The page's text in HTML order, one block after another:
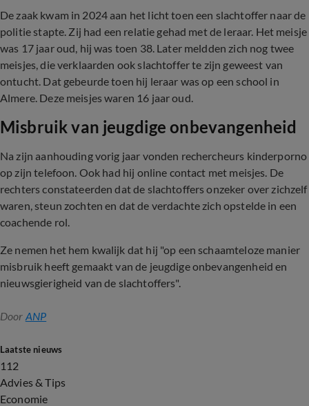
De zaak kwam in 2024 aan het licht toen een slachtoffer naar de
politie stapte. Zij had een relatie gehad met de leraar. Het meisje
was 17 jaar oud, hij was toen 38. Later meldden zich nog twee
meisjes, die verklaarden ook slachtoffer te zijn geweest van
ontucht. Dat gebeurde toen hij leraar was op een school in
Almere. Deze meisjes waren 16 jaar oud.
Misbruik van jeugdige onbevangenheid
Na zijn aanhouding vorig jaar vonden rechercheurs kinderporno
op zijn telefoon. Ook had hij online contact met meisjes. De
rechters constateerden dat de slachtoffers onzeker over zichzelf
waren, steun zochten en dat de verdachte zich opstelde in een
coachende rol.
Ze nemen het hem kwalijk dat hij "op een schaamteloze manier
misbruik heeft gemaakt van de jeugdige onbevangenheid en
nieuwsgierigheid van de slachtoffers".
Door ANP
Laatste nieuws
112
Advies & Tips
Economie